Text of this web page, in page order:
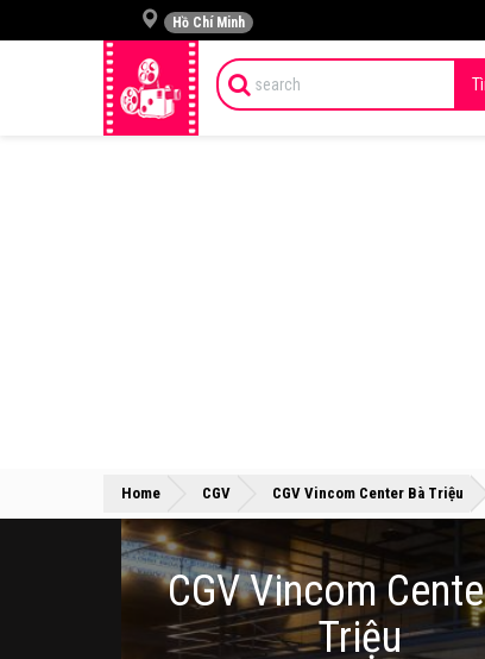
Hồ Chí Minh
Home »
CGV CGV Vincom Center Bà Triệu
CGV Vincom
Triệu